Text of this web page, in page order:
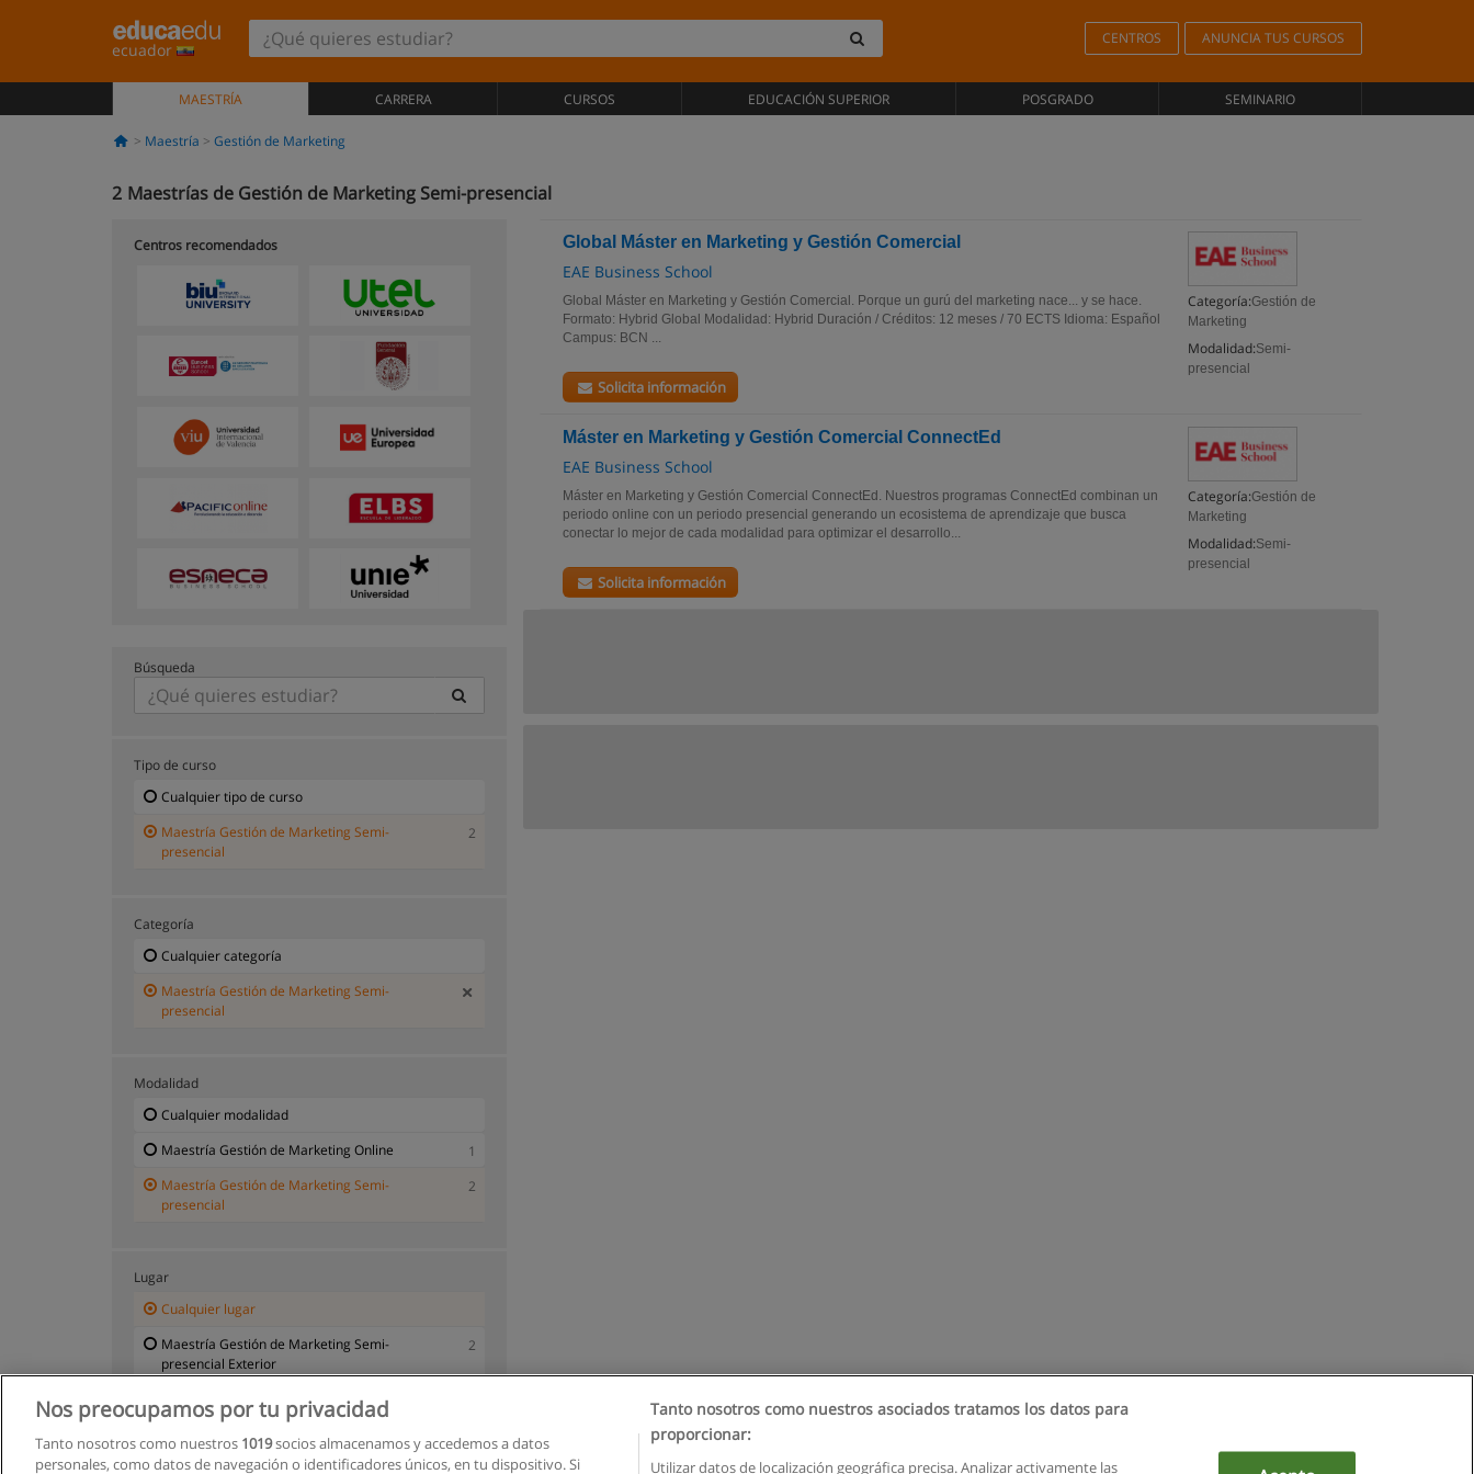
ecuador
CENTROS ANUNCIA TUS CURSOS
MAESTRÍA CARRERA CURSOS EDUCACIÓN SUPERIOR POSGRADO SEMINARIO
Maestría Gestión de Marketing
2 Maestrías de Gestión de Marketing Semi-presencial
Global Máster en Marketing y Gestión Comercial
EAE Business School
Categoría:Gestión de
Marketing
Modalidad:Semi-
presencial
Global Máster en Marketing y Gestión Comercial. Porque un gurú del marketing nace... y se hace.
Formato: Hybrid Global Modalidad: Hybrid Duración / Créditos: 12 meses / 70 ECTS Idioma: Español
Campus: BCN ...
Solicita información
Máster en Marketing y Gestión Comercial ConnectEd
EAE Business School
Categoría:Gestión de
Marketing
Modalidad:Semi-
presencial
Máster en Marketing y Gestión Comercial ConnectEd. Nuestros programas ConnectEd combinan un
periodo online con un periodo presencial generando un ecosistema de aprendizaje que busca
conectar lo mejor de cada modalidad para optimizar el desarrollo...
Solicita información
Centros recomendados
Búsqueda
Tipo de curso
Cualquier tipo de curso
Maestría Gestión de Marketing Semi-
presencial
2
Categoría
Cualquier categoría
Maestría Gestión de Marketing Semi-
presencial
Modalidad
Cualquier modalidad
Maestría Gestión de Marketing Online
1
Maestría Gestión de Marketing Semi-
presencial
2
Lugar
Cualquier lugar
Maestría Gestión de Marketing Semi-
presencial Exterior
2
Nos preocupamos por tu privacidad
Tanto nosotros como nuestros 1019socios almacenamos y accedemos a datos
personales, como datos de navegación o identificadores únicos, en tu dispositivo. Si
Tanto nosotros como nuestros asociados tratamos los datos para
proporcionar:
Utilizar datos de localización geográfica precisa. Analizar activamente las